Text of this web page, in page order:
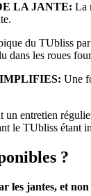
LA JANTE: La
du TUbliss par
dans les roues
Une
un entretien
le TUbliss étant
?
les jantes, et